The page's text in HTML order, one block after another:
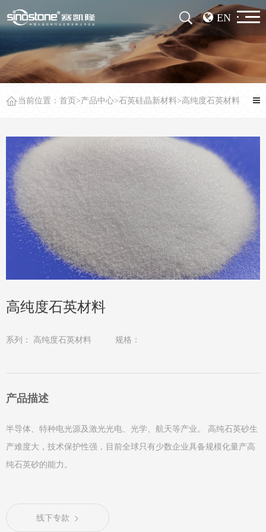
EN
当前位置： 首页 >产品中心>石英硅晶新材料>高纯度石英材料
高纯度石英材料
系列： 高纯度石英材料 规格：
产品描述
半导体、特种电光源及激光光电、光学、航天等产业。 高纯石英砂生
产难度大，技术保护性强，目前全球只有少数企业具备规模化量产高
纯石英砂的能力。
线下专款